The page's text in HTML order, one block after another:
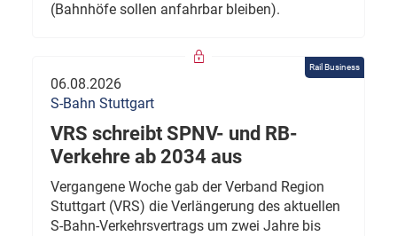
(Bahnhöfe sollen anfahrbar bleiben).
Rail Business
06.08.2026
S-Bahn Stuttgart
VRS schreibt SPNV- und RB-
Verkehre ab 2034 aus
Vergangene Woche gab der Verband Region
Stuttgart (VRS) die Verlängerung des aktuellen
S-Bahn-Verkehrsvertrags um zwei Jahre bis